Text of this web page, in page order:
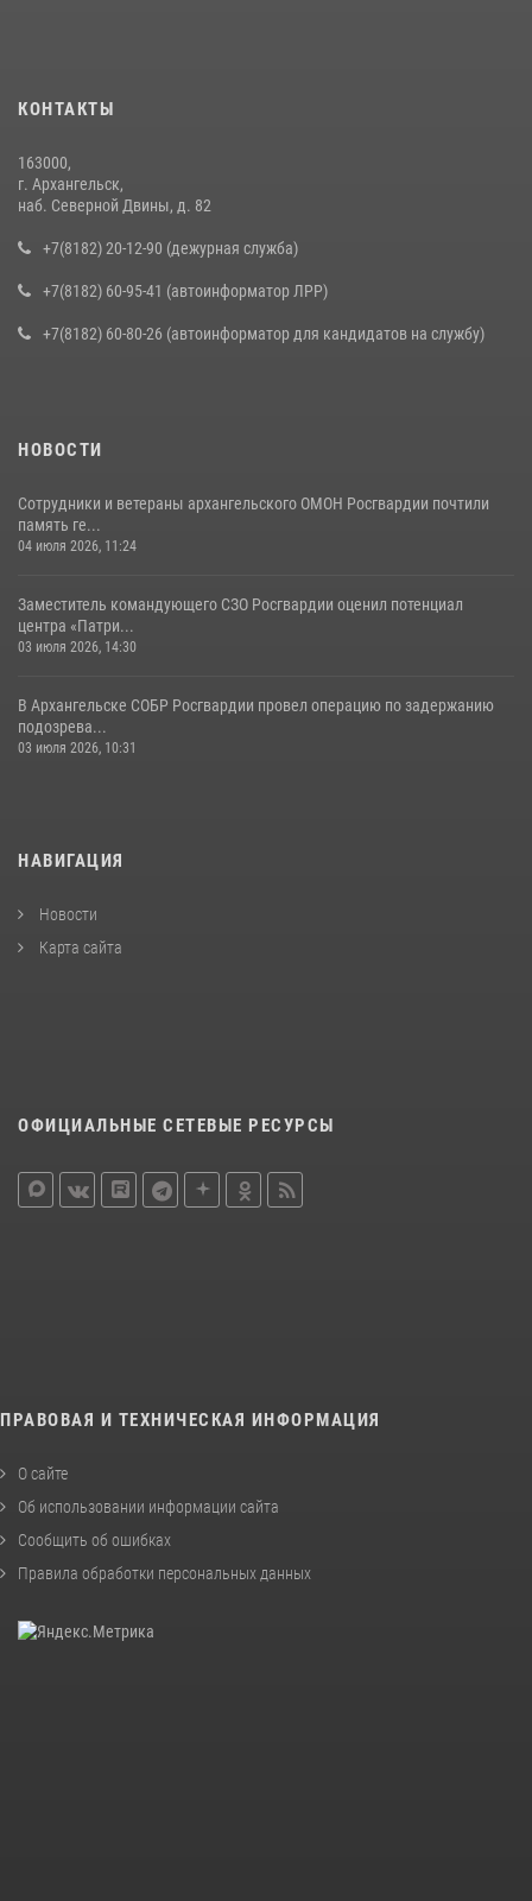
КОНТАКТЫ
163000,
г. Архангельск,
наб. Северной Двины, д. 82
+7(8182) 20-12-90 (дежурная служба)
+7(8182) 60-95-41 (автоинформатор ЛРР)
+7(8182) 60-80-26 (автоинформатор для кандидатов на службу)
НОВОСТИ
Сотрудники и ветераны архангельского ОМОН Росгвардии почтили
память ге...
04 июля 2026, 11:24
Заместитель командующего СЗО Росгвардии оценил потенциал
центра «Патри...
03 июля 2026, 14:30
В Архангельске СОБР Росгвардии провел операцию по задержанию
подозрева...
03 июля 2026, 10:31
НАВИГАЦИЯ
Новости
Карта сайта
ОФИЦИАЛЬНЫЕ СЕТЕВЫЕ РЕСУРСЫ
ПРАВОВАЯ И ТЕХНИЧЕСКАЯ ИНФОРМАЦИЯ
О сайте
Об использовании информации сайта
Сообщить об ошибках
Правила обработки персональных данных